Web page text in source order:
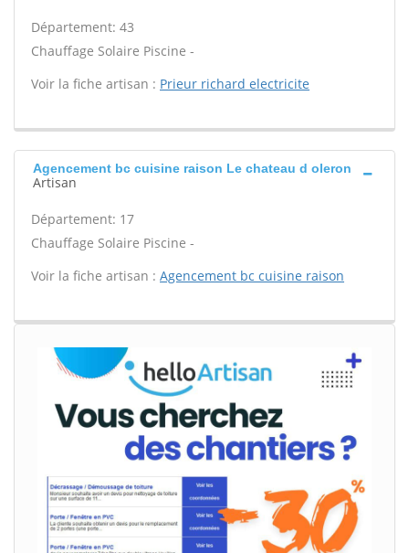
Département: 43
Chauffage Solaire Piscine -
Voir la fiche artisan : Prieur richard electricite
Agencement bc cuisine raison Le chateau d oleron
Artisan
Département: 17
Chauffage Solaire Piscine -
Voir la fiche artisan : Agencement bc cuisine raison